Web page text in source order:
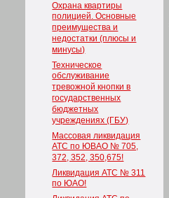
Охрана квартиры
полицией. Основные
преимущества и
недостатки (плюсы и
минусы)
Техническое
обслуживание
тревожной кнопки в
государственных
бюджетных
учреждениях (ГБУ)
Массовая ликвидация
АТС по ЮВАО № 705,
372, 352, 350,675!
Ликвидация АТС № 311
по ЮАО!